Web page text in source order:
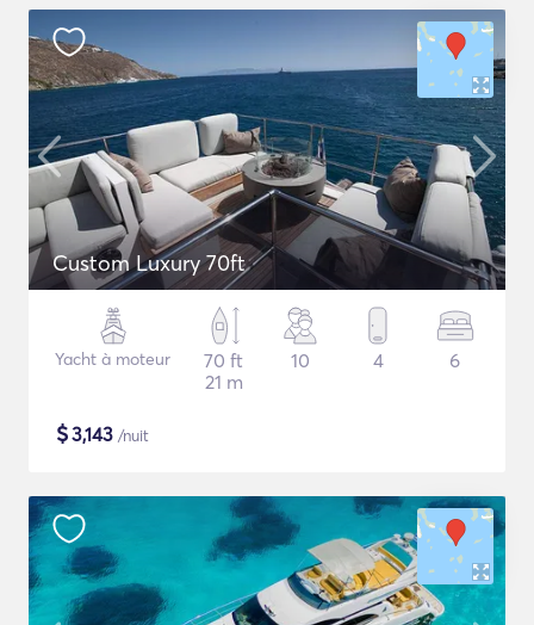
Custom Luxury 70ft
Yacht à moteur
70 ft
21 m
10 4 6
$3,143 /nuit